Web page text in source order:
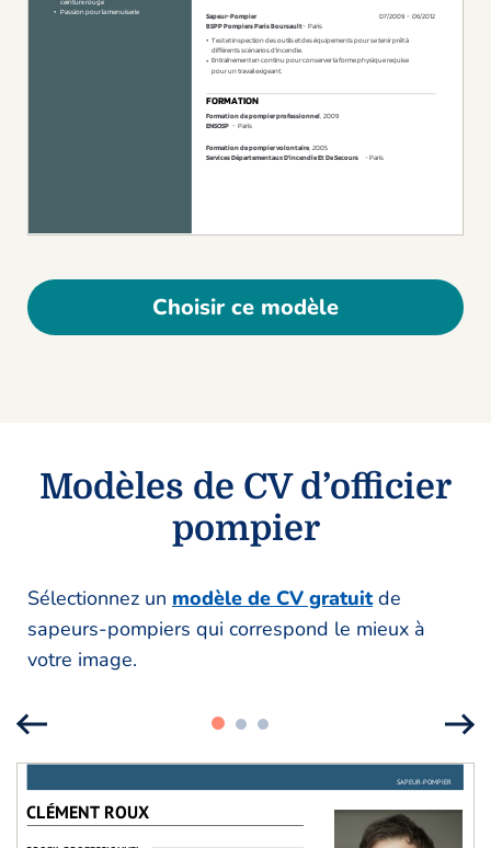
Choisir ce modèle
Modèles de CV d’officier
pompier
Sélectionnez un modèle de CV gratuitde
sapeurs-pompiers qui correspond le mieux à
votre image.